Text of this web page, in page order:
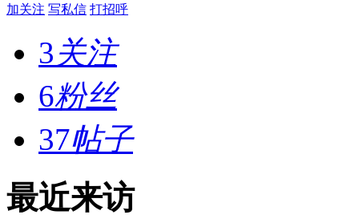
加关注 写私信 打招呼
3关注
6粉丝
37帖子
最近来访